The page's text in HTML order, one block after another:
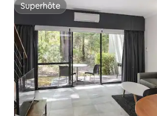
Superhôte
Superhôte